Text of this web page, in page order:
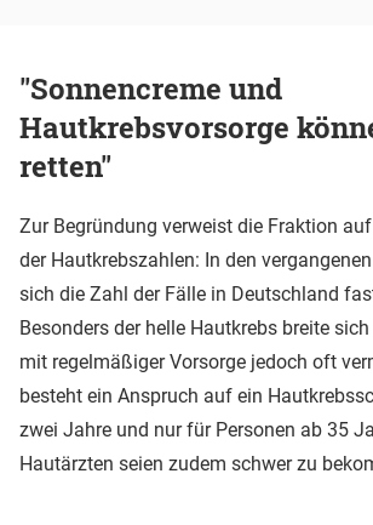
"Sonnencreme und
Hautkrebsvorsorge
retten"
Zur Begründung verweist die Fraktion
der Hautkrebszahlen: In den
sich die Zahl der Fälle in Deutschland
Besonders der helle Hautkrebs breite
mit regelmäßiger Vorsorge jedoch oft
besteht ein Anspruch auf ein
zwei Jahre und nur für Personen ab 35
Hautärzten seien zudem schwer zu